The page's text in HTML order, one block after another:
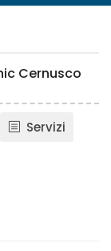
Cernusco
Servizi